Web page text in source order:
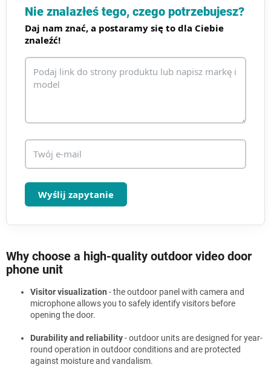
r
o
l
i
Nie znalazłeś tego, czego potrzebujesz?
Daj nam znać, a postaramy się to dla Ciebie
znaleźć!
Wyślij zapytanie
Why choose a high-quality outdoor video door
phone unit
Visitor visualization - the outdoor panel with camera and
microphone allows you to safely identify visitors before
opening the door.
Durability and reliability- outdoor units are designed for year-
round operation in outdoor conditions and are protected
against moisture and vandalism.